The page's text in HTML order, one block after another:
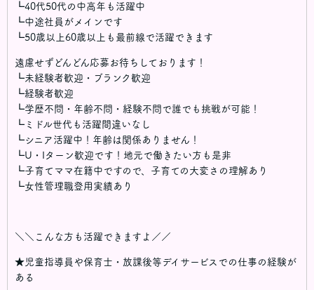
┗40代50代の中高年も活躍中
┗中途社員がメインです
┗50歳以上60歳以上も最前線で活躍できます
遠慮せずどんどん応募お待ちしております！
┗未経験者歓迎・ブランク歓迎
┗経験者歓迎
┗学歴不問・年齢不問・経験不問で誰でも挑戦が可能！
┗ミドル世代も活躍間違いなし
┗シニア活躍中！年齢は関係ありません！
┗U・Iターン歓迎です！地元で働きたい方も是非
┗子育てママ在籍中ですので、子育ての大変さの理解あり
┗女性管理職登用実績あり
＼＼こんな方も活躍できますよ／／
★児童指導員や保育士・放課後等デイサービスでの仕事の経験が
ある